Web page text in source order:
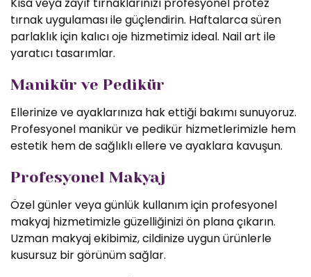
tırnak uygulaması ile güçlendirin. Haftalarca süren
parlaklık için kalıcı oje hizmetimiz ideal. Nail art ile
yaratıcı tasarımlar.
Manikür ve Pedikür
Ellerinize ve ayaklarınıza hak ettiği bakımı sunuyoruz.
Profesyonel manikür ve pedikür hizmetlerimizle hem
estetik hem de sağlıklı ellere ve ayaklara kavuşun.
Profesyonel Makyaj
Özel günler veya günlük kullanım için profesyonel
makyaj hizmetimizle güzelliğinizi ön plana çıkarın.
Uzman makyaj ekibimiz, cildinize uygun ürünlerle
kusursuz bir görünüm sağlar.